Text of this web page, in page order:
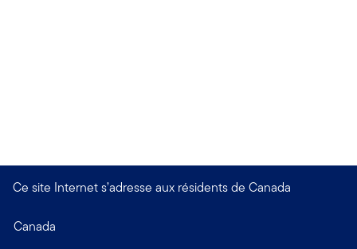
Ce site Internet s’adresse aux résidents de Canada
Canada